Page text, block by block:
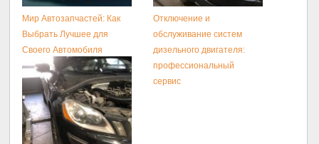
Мир Автозапчастей: Как
Выбрать Лучшее для
Своего Автомобиля
Отключение и
обслуживание систем
дизельного двигателя:
профессиональный
сервис